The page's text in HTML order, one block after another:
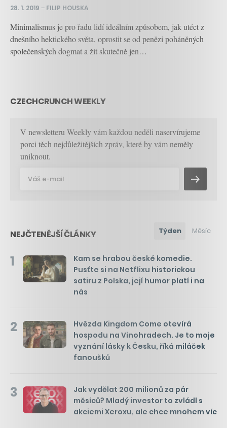
28. 1. 2019 – FILIP HOUSKA
Minimalismus je pro řadu lidí ideálním způsobem, jak utéct z
dnešního hektického světa, oprostit se od penězi poháněných
společenských dogmat a žít skutečně jen…
CZECHCRUNCH WEEKLY
V newsletteru Weekly vám každou neděli naservírujeme
porci těch nejdůležitějších zpráv, které by vám neměly
uniknout.
NEJČTENĚJŠÍ ČLÁNKY Týden Měsíc
1
Kam se hrabou české komedie.
Pusťte si na Netflixu historickou
satiru z Polska, její humor platí i na
nás
2
Hvězda Kingdom Come otevírá
hospodu na Vinohradech. Je to moje
vyznání lásky k Česku, říká miláček
fanoušků
3
Jak vydělat 200 milionů za pár
měsíců? Mladý investor to zvládl s
akciemi Xeroxu, ale chce mnohem víc